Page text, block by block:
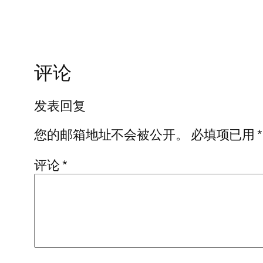
评论
发表回复
您的邮箱地址不会被公开。
必填项已用*
评论*